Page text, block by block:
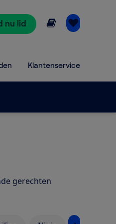
nu lid Online lezen
Klantenservice
gerechten